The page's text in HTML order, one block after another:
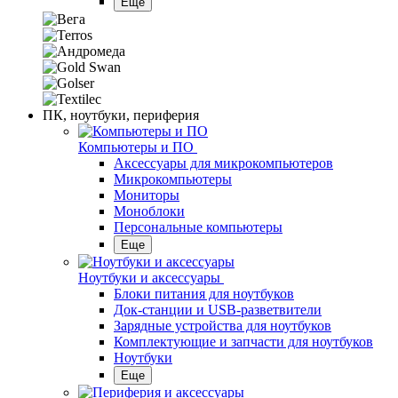
ПК, ноутбуки, периферия
Компьютеры и ПО
Аксессуары для микрокомпьютеров
Микрокомпьютеры
Мониторы
Моноблоки
Персональные компьютеры
Еще
Ноутбуки и аксессуары
Блоки питания для ноутбуков
Док-станции и USB-разветвители
Зарядные устройства для ноутбуков
Комплектующие и запчасти для ноутбуков
Ноутбуки
Еще